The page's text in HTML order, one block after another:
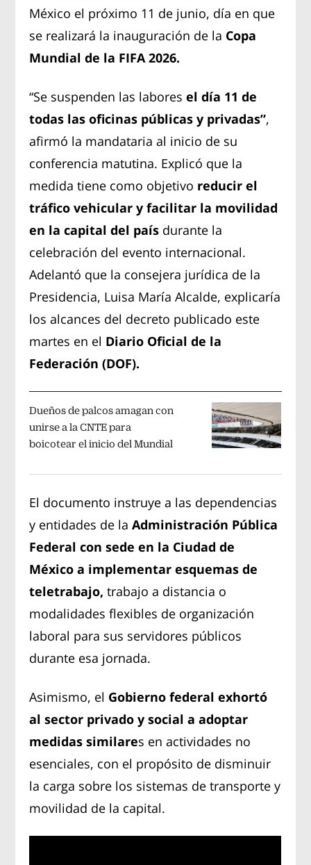
México el próximo 11 de junio, día en que
se realizará la inauguración de la Copa
Mundial de la FIFA 2026.
“Se suspenden las labores el día 11 de
todas las oficinas públicas y privadas”,
afirmó la mandataria al inicio de su
conferencia matutina. Explicó que la
medida tiene como objetivo reducir el
tráfico vehicular y facilitar la movilidad
en la capital del país durante la
celebración del evento internacional.
Adelantó que la consejera jurídica de la
Presidencia, Luisa María Alcalde, explicaría
los alcances del decreto publicado este
martes en el Diario Oficial de la
Federación (DOF).
Dueños de palcos amagan con
unirse a la CNTE para
boicotear el inicio del Mundial
El documento instruye a las dependencias
y entidades de laAdministración Pública
Federal con sede en la Ciudad de
México a implementar esquemas de
teletrabajo,trabajo a distancia o
modalidades flexibles de organización
laboral para sus servidores públicos
durante esa jornada.
Asimismo, el Gobierno federal exhortó
al sector privado y social a adoptar
medidas similares en actividades no
esenciales, con el propósito de disminuir
la carga sobre los sistemas de transporte y
movilidad de la capital.